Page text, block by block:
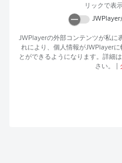
リックで表
JWPlayer
JWPlayerの外部コンテンツが私に
れにより、個人情報がJWPlayerに
とができるようになります。詳細は
さい。